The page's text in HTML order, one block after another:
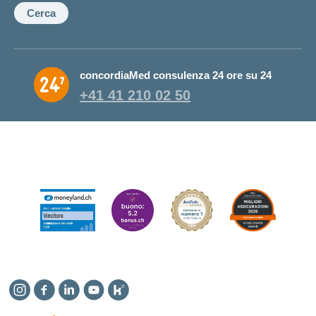
Cerca
concordiaMed consulenza 24 ore su 24
+41 41 210 02 50
Instagram
Facebook
LinkedinYouTube
Kununu